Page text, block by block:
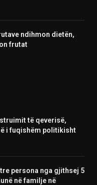
ndihmon dietën,
frutat
të qeverisë,
i fuqishëm politikisht
persona nga gjithsej 5
në familje në